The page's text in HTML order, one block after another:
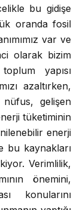
bu gidişe
oranda fosil
var ve
olarak bizim
yapısı
azaltırken,
nüfus, gelişen
tüketiminin
enerji
bu kaynakları
Verimlilik,
önemini,
konularını